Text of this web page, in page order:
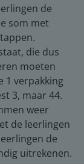
de
som met
die dus
moeten
1 verpakking
3, maar 44.
weer
de leerlingen
de
uitrekenen.